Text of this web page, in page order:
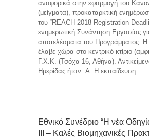
αναφορικά στην εφαρμογή του
(μείγματα), προκαταρκτική
του “REACH 2018 Registration
ενημερωτική Συνάντηση Εργασίας
αποτελέσματα του Προγράμματος. Η
έλαβε χώρα στο κεντρικό κτίριο
Γ.Χ.Κ. (Τσόχα 16, Αθήνα).
Ημερίδας ήταν: A. Η εκπαίδευση …
Εθνικό Συνέδριο “Η νέα
ΙΙΙ – Καλές Βιομηχανικές